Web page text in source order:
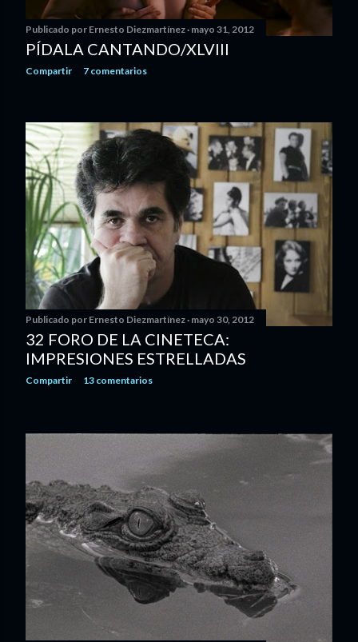
s
Publicado por Ernesto Diezmartínez mayo 31, 2012
PÍDALA CANTANDO/XLVIII
Compartir 7 comentarios
Publicado por Ernesto Diezmartínez mayo 30, 2012
32 FORO DE LA CINETECA:
IMPRESIONES ESTRELLADAS
Compartir 13 comentarios